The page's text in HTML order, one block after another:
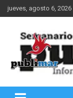
Saltar
al
jueves, agosto 6, 2026
PubliMar